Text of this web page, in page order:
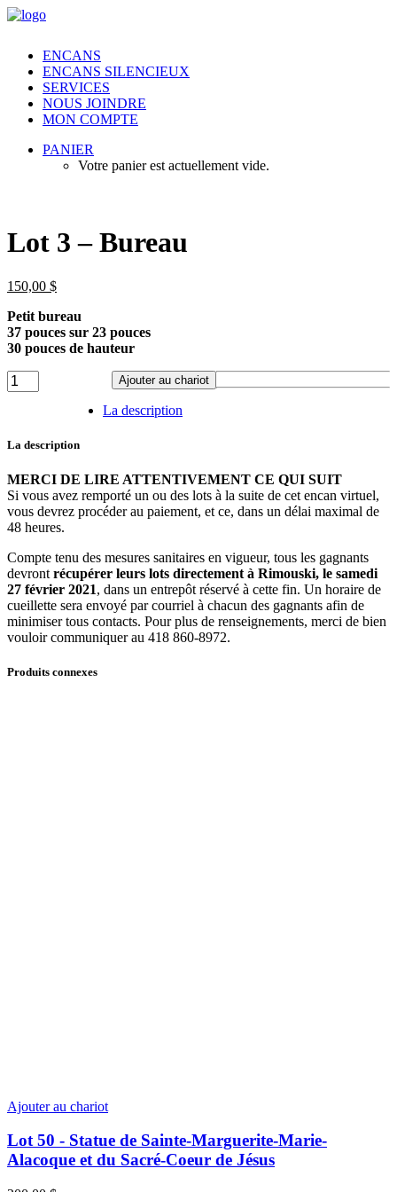
ENCANS
ENCANS SILENCIEUX
SERVICES
NOUS JOINDRE
MON COMPTE
PANIER
Votre panier est actuellement vide.
Lot 3 – Bureau
150,00 $
Petit bureau
37 pouces sur 23 pouces
30 pouces de hauteur
Lot
3
quantité
Ajouter au chariot
La description
La description
MERCI DE LIRE ATTENTIVEMENT CE QUI SUIT
Si vous avez remporté un ou des lots à la suite de cet encan virtuel,
vous devrez procéder au paiement, et ce, dans un délai maximal de
48 heures.
Compte tenu des mesures sanitaires en vigueur, tous les gagnants
devront récupérer leurs lots directement à Rimouski, le samedi
27 février 2021, dans un entrepôt réservé à cette fin. Un horaire de
cueillette sera envoyé par courriel à chacun des gagnants afin de
minimiser tous contacts. Pour plus de renseignements, merci de bien
vouloir communiquer au 418 860-8972.
Produits connexes
Ajouter au chariot
Lot 50 - Statue de Sainte-Marguerite-Marie-
Alacoque et du Sacré-Coeur de Jésus